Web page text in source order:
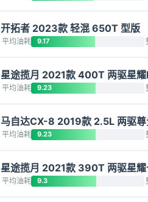
开拓者 2023款 轻混 650T 型版
平均油耗 9.17
星途揽月 2021款 400T 两驱星
平均油耗 9.23
马自达CX-8 2019款 2.5L 两驱尊
平均油耗 9.23
星途揽月 2021款 390T 两驱星耀
平均油耗 9.3